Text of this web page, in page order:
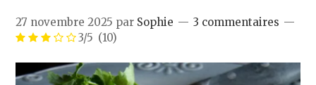
27 novembre 2025 par Sophie
3 commentaires
3/5 (10)